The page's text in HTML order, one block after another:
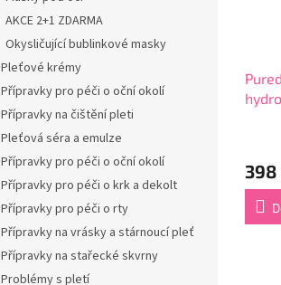
AKCE 2+1 ZDARMA
Okysličující bublinkové masky
Pleťové krémy
Přípravky pro péči o oční okolí
Přípravky na čištění pleti
Pleťová séra a emulze
Přípravky pro péči o oční okolí
Přípravky pro péči o krk a dekolt
Přípravky pro péči o rty
Přípravky na vrásky a stárnoucí pleť
Přípravky na stařecké skvrny
Problémy s pletí
je
4,4
z
398